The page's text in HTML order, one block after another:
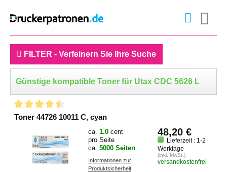
FILTER - Verfeinern Sie Ihre Suche
Günstige kompatible Toner für Utax CDC 5626 L
Toner 44726 10011 C, cyan
ca. 1.0 cent
pro Seite
ca. 5000 Seiten
Informationen zur
Produktsicherheit
48,20 €
Lieferzeit : 1-2
Werktage
(inkl. MwSt.)
versandkostenfrei